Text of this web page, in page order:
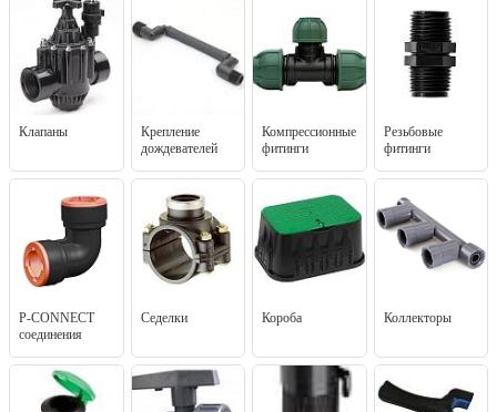
Клапаны
Крепление
дождевателей
Компрессионные
фитинги
Резьбовые
фитинги
P-CONNECT
соединения
Седелки Короба Коллекторы